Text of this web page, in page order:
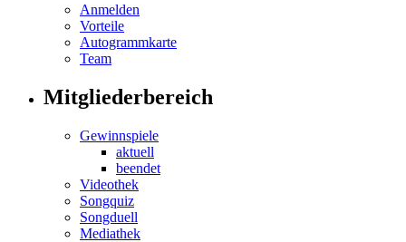
Anmelden
Vorteile
Autogrammkarte
Team
Mitgliederbereich
Gewinnspiele
aktuell
beendet
Videothek
Songquiz
Songduell
Mediathek